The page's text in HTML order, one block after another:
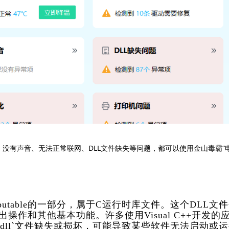
没有声音、无法正常联网、DLL文件缺失等问题，都可以使用金山毒霸“
的一部分，属于C运行时库文件。这个DLL文
操作和其他基本功能。许多使用Visual C++开发的
文件缺失或损坏，可能导致某些软件无法启动或